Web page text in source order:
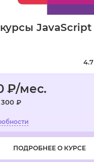
JavaScript
4.7
₽/мес.
300 ₽
ПОДРОБНЕЕ О КУРСЕ